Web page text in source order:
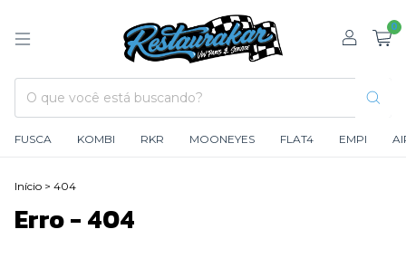
0
FUSCA KOMBI RKR MOONEYES FLAT4 EMPI
Início > 404
Erro - 404